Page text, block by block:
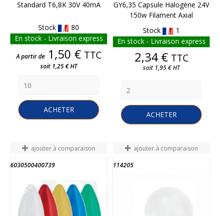
Standard T6,8K 30V 40mA
Stock
80
En stock - Livraison express
Prix
A partir de 1,50 € TTC
soit 1,25 € HT
ACHETER
GY6,35 Capsule Halogène 24V
150w Filament Axial
Stock
1
En stock - Livraison express
Prix
2,34 € TTC
soit 1,95 € HT
ACHETER
ajouter à comparaison
6030500400739
FIN DE STOCK
ajouter à comparaison
114205